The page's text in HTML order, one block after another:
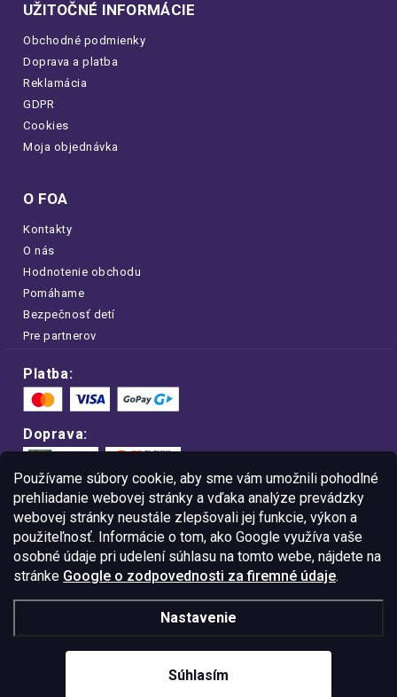
Používame súbory cookie, aby sme vám umožnili pohodlné
prehliadanie webovej stránky a vďaka analýze prevádzky
webovej stránky neustále zlepšovali jej funkcie, výkon a
použiteľnosť. Informácie o tom, ako Google využíva vaše
osobné údaje pri udelení súhlasu na tomto webe, nájdete na
stránke Google o zodpovednosti za firemné údaje.
Nastavenie
Súhlasím
UŽITOČNÉ INFORMÁCIE
Obchodné podmienky
Doprava a platba
Reklamácia
GDPR
Cookies
Moja objednávka
O FOA
Kontakty
O nás
Hodnotenie obchodu
Pomáhame
Bezpečnosť detí
Pre partnerov
Platba:
Doprava:
Nakupujte na FOA bezpečne a bez obáv.
Vďaka protokolu HTTPS sú vaše citlivé
dáta v úplnom bezpečí.
© Copyright2026Westlogic Slovakia s.r.o.,
Gajova 4, Bratislava, 811 09